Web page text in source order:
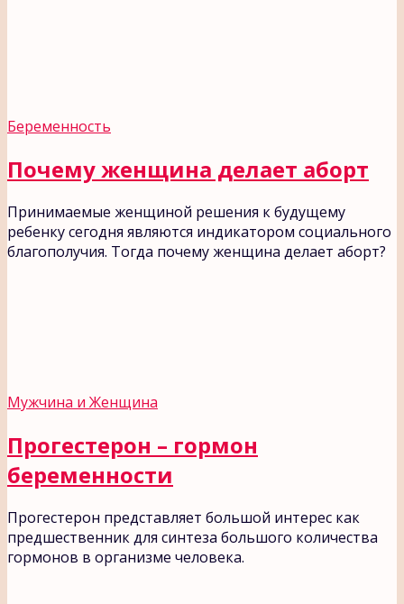
Беременность
Почему женщина делает аборт
Принимаемые женщиной решения к будущему
ребенку сегодня являются индикатором социального
благополучия. Тогда почему женщина делает аборт?
Мужчина и Женщина
Прогестерон – гормон
беременности
Прогестерон представляет большой интерес как
предшественник для синтеза большого количества
гормонов в организме человека.